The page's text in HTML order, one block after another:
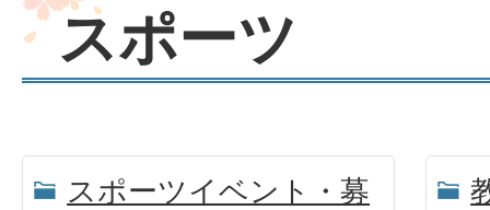
スポーツ
スポーツイベント・募